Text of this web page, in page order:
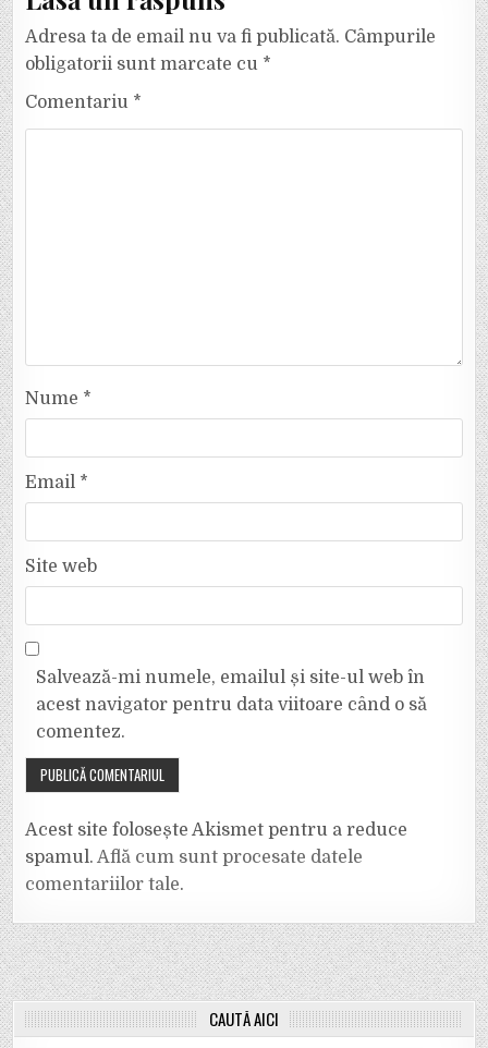
Adresa ta de email nu va fi publicată. Câmpurile
obligatorii sunt marcate cu *
Comentariu *
Nume *
Email *
Site web
Salvează-mi numele, emailul și site-ul web în
acest navigator pentru data viitoare când o să
comentez.
Acest site folosește Akismet pentru a reduce
spamul. Află cum sunt procesate datele
comentariilor tale.
CAUTĂ AICI